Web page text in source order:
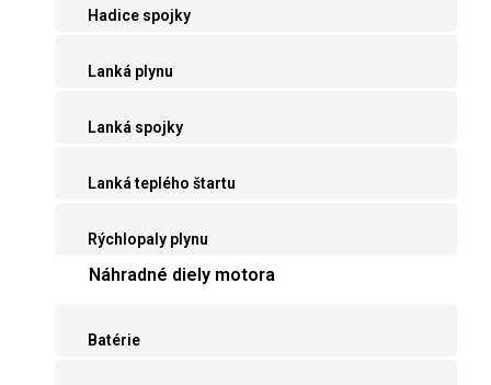
Hadice spojky
Lanká plynu
Lanká spojky
Lanká teplého štartu
Rýchlopaly plynu
Náhradné diely motora
Batérie